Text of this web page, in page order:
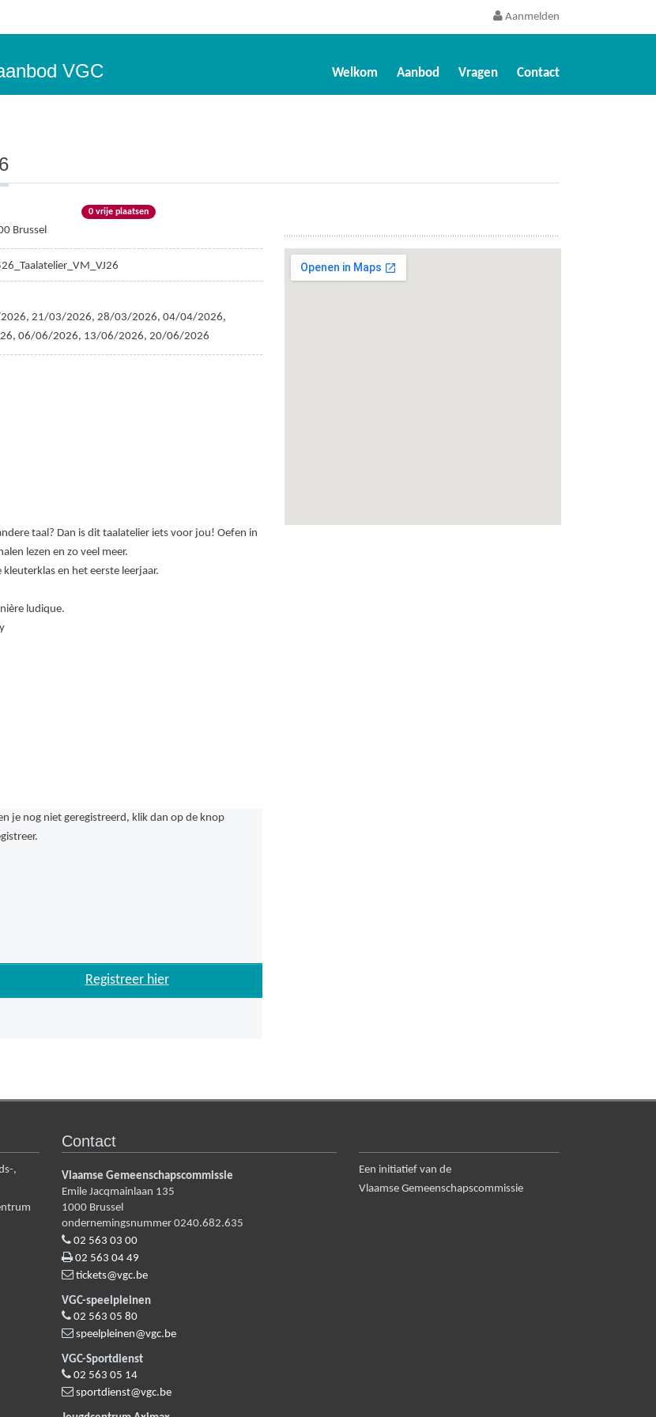
Aanmelden
Welkom Aanbod Vragen Contact
VGC
Brussel
0 vrije plaatsen
21/03/2026, 28/03/2026, 04/04/2026,
06/06/2026, 13/06/2026, 20/06/2026
taal? Dan is dit taalatelier iets voor jou! Oefen in
lezen en zo veel meer.
en het eerste leerjaar.
ludique.
je nog niet geregistreerd, klik dan op de knop
Registreer hier
,
Contact
Vlaamse Gemeenschapscommissie
Emile Jacqmainlaan 135
1000 Brussel
ondernemingsnummer 0240.682.635
02 563 03 00
02 563 04 49
tickets@vgc.be
VGC-speelpleinen
02 563 05 80
speelpleinen@vgc.be
VGC-Sportdienst
02 563 05 14
sportdienst@vgc.be
Een initiatief van de
Vlaamse Gemeenschapscommissie